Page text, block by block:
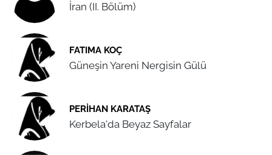
İran (II. Bölüm)
FATIMA KOÇ
Güneşin Yareni Nergisin Gülü
PERIHAN KARATAŞ
Kerbela'da Beyaz Sayfalar